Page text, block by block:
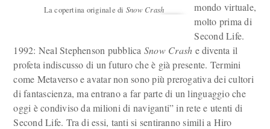
La copertina originale di Snow Crash
mondo virtuale,
molto prima di
Second Life.
1992: Neal Stephenson pubblica Snow Crash e diventa il
profeta indiscusso di un futuro che è già presente. Termini
come Metaverso e avatar non sono più prerogativa dei cultori
di fantascienza, ma entrano a far parte di un linguaggio che
oggi è condiviso da milioni di naviganti” in rete e utenti di
Second Life. Tra di essi, tanti si sentiranno simili a Hiro